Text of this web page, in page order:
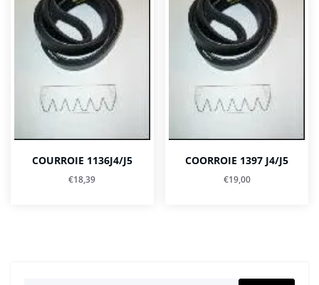
COURROIE 1136J4/J5
€18,39
COORROIE 1397 J4/J5
€19,00